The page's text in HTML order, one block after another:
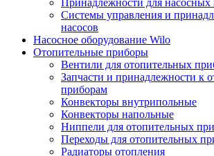
Принадлежности для насосных
Системы управления и
насосов
Насосное оборудование Wilo
Отопительные приборы
Вентили для отопительных
Запчасти и принадлежности к
приборам
Конвекторы внутрипольные
Конвекторы напольные
Ниппели для отопительных
Переходы для отопительных
Радиаторы отопления